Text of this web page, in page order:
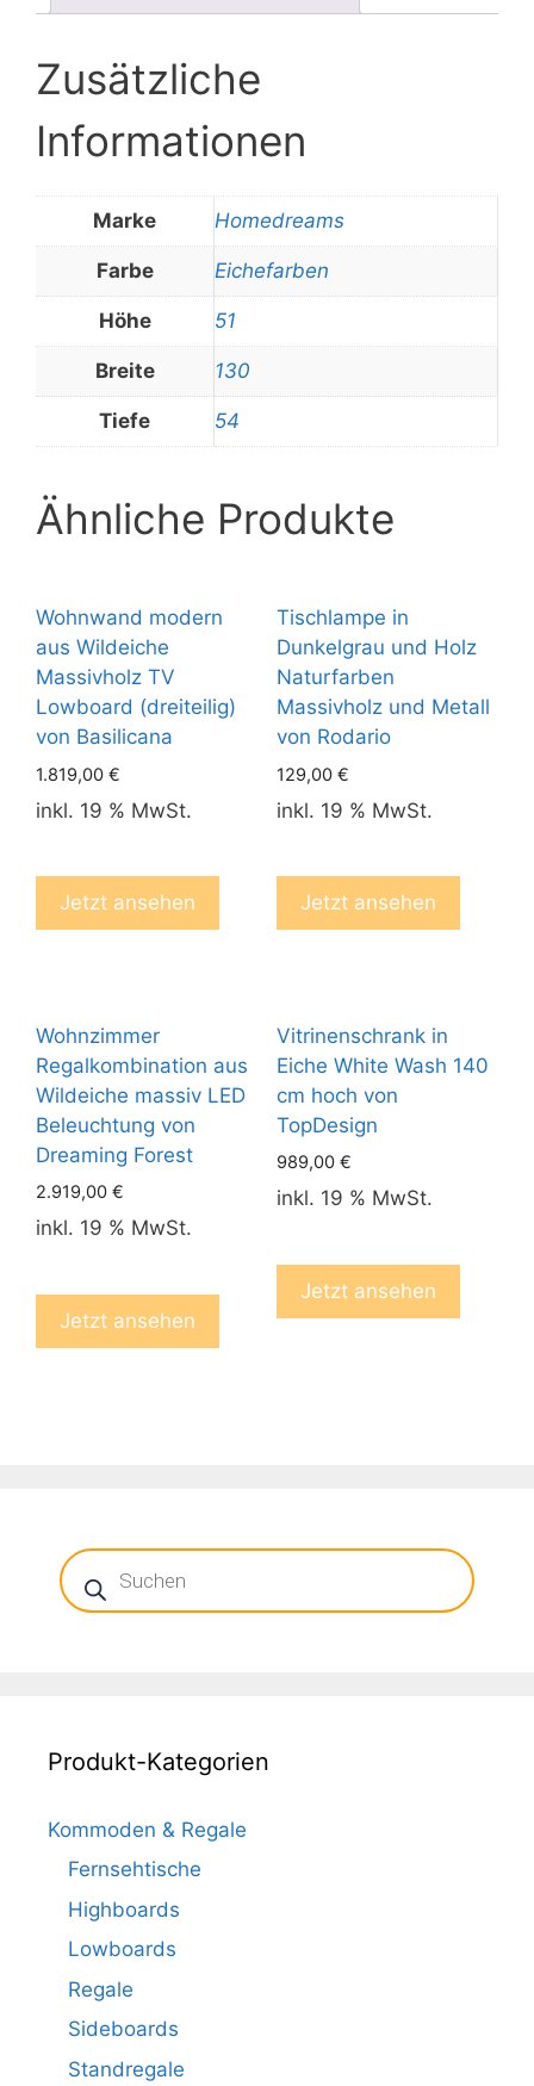
Zusätzliche
Informationen
Marke Homedreams
Farbe Eichefarben
Höhe 51
Breite 130
Tiefe 54
Ähnliche Produkte
Wohnwand modern
aus Wildeiche
Massivholz TV
Lowboard (dreiteilig)
von Basilicana
1.819,00 €
inkl. 19 % MwSt.
Jetzt ansehen
Tischlampe in
Dunkelgrau und Holz
Naturfarben
Massivholz und Metall
von Rodario
129,00 €
inkl. 19 % MwSt.
Jetzt ansehen
Wohnzimmer
Regalkombination aus
Wildeiche massiv LED
Beleuchtung von
Dreaming Forest
2.919,00 €
inkl. 19 % MwSt.
Jetzt ansehen
Vitrinenschrank in
Eiche White Wash 140
cm hoch von
TopDesign
989,00 €
inkl. 19 % MwSt.
Jetzt ansehen
Products
search
Produkt-Kategorien
Kommoden & Regale
Fernsehtische
Highboards
Lowboards
Regale
Sideboards
Standregale